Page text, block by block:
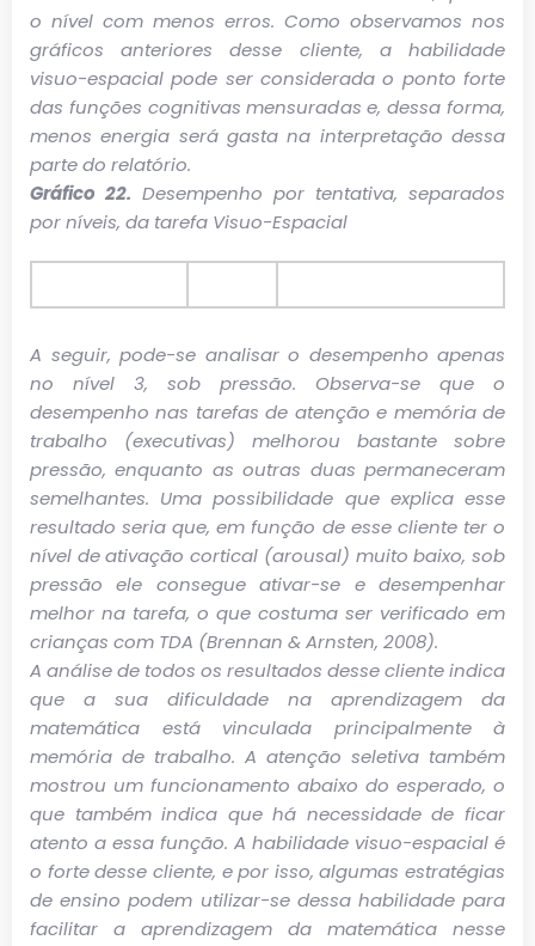
o nível com menos erros. Como observamos nos
gráficos anteriores desse cliente, a habilidade
visuo-espacial pode ser considerada o ponto forte
das funções cognitivas mensuradas e, dessa forma,
menos energia será gasta na interpretação dessa
parte do relatório.
Gráfico 22. Desempenho por tentativa, separados
por níveis, da tarefa Visuo-Espacial
A seguir, pode-se analisar o desempenho apenas
no nível 3, sob pressão. Observa-se que o
desempenho nas tarefas de atenção e memória de
trabalho (executivas) melhorou bastante sobre
pressão, enquanto as outras duas permaneceram
semelhantes. Uma possibilidade que explica esse
resultado seria que, em função de esse cliente ter o
nível de ativação cortical (arousal) muito baixo, sob
pressão ele consegue ativar-se e desempenhar
melhor na tarefa, o que costuma ser verificado em
crianças com TDA (Brennan & Arnsten, 2008).
A análise de todos os resultados desse cliente indica
que a sua dificuldade na aprendizagem da
matemática está vinculada principalmente à
memória de trabalho. A atenção seletiva também
mostrou um funcionamento abaixo do esperado, o
que também indica que há necessidade de ficar
atento a essa função. A habilidade visuo-espacial é
o forte desse cliente, e por isso, algumas estratégias
de ensino podem utilizar-se dessa habilidade para
facilitar a aprendizagem da matemática nesse